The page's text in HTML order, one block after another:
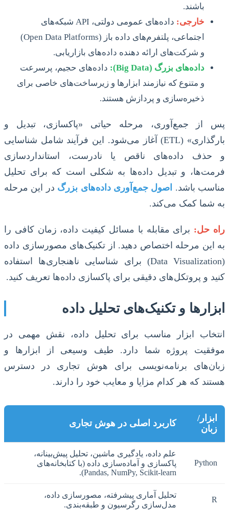
باشند.
خارجی:
داده‌های عمومی دولتی، API شبکه‌های
اجتماعی، پلتفرم‌های داده باز (Open Data Platforms)
و شرکت‌های ارائه دهنده داده‌های بازاریابی.
داده‌های بزرگ (Big Data):
داده‌های حجیم، پرسرعت
و متنوع که نیازمند ابزارها و زیرساخت‌های خاصی برای
ذخیره‌سازی و پردازش هستند.
پس از جمع‌آوری، مرحله حیاتی «پاکسازی، تبدیل و
بارگذاری» (ETL) آغاز می‌شود. این فرآیند شامل شناسایی
و حذف داده‌های ناقص یا نادرست، استانداردسازی
فرمت‌ها، و تبدیل داده‌ها به شکلی است که برای تحلیل
مناسب باشد. اصول جمع‌آوری داده‌های بزرگ در این مرحله
به شما کمک می‌کند.
راه حل: برای مقابله با مسائل کیفیت داده، زمان کافی را
به این مرحله اختصاص دهید. از تکنیک‌های مصورسازی داده
(Data Visualization) برای شناسایی ناهنجاری‌ها استفاده
کنید و پروتکل‌های دقیقی برای پاکسازی داده‌ها تعریف کنید.
ابزارها و تکنیک‌های تحلیل داده
انتخاب ابزار مناسب برای تحلیل داده، نقش مهمی در
موفقیت پروژه شما دارد. طیف وسیعی از ابزارها و
زبان‌های برنامه‌نویسی برای هوش تجاری در دسترس
هستند که هر کدام مزایا و معایب خود را دارند.
ابزار/
زبان
کاربرد اصلی در هوش تجاری
Python
علم داده، یادگیری ماشین، تحلیل پیش‌بینانه،
پاکسازی و آماده‌سازی داده (با کتابخانه‌های
Pandas, NumPy, Scikit-learn).
R
تحلیل آماری پیشرفته، مصورسازی داده،
مدل‌سازی رگرسیون و طبقه‌بندی.